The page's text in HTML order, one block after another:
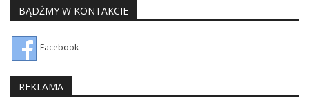
BĄDŹMY W KONTAKCIE
Facebook
REKLAMA